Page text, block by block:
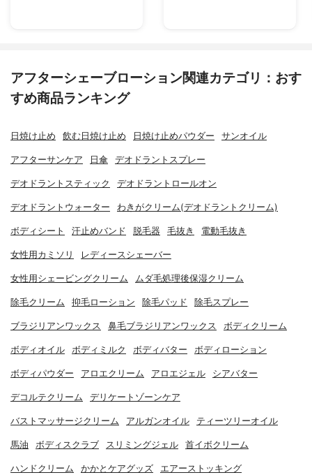
アフターシェーブローション関連カテゴリ：おす
すめ商品ランキング
日焼け止め 飲む日焼け止め 日焼け止めパウダー サンオイル
アフターサンケア 日傘 デオドラントスプレー
デオドラントスティック デオドラントロールオン
デオドラントウォーター わきがクリーム(デオドラントクリーム)
ボディシート 汗止めバンド 脱毛器 毛抜き 電動毛抜き
女性用カミソリ レディースシェーバー
女性用シェービングクリーム ムダ毛処理後保湿クリーム
除毛クリーム 抑毛ローション 除毛パッド 除毛スプレー
ブラジリアンワックス 鼻毛ブラジリアンワックス ボディクリーム
ボディオイル ボディミルク ボディバター ボディローション
ボディパウダー アロエクリーム アロエジェル シアバター
デコルテクリーム デリケートゾーンケア
バストマッサージクリーム アルガンオイル ティーツリーオイル
馬油 ボディスクラブ スリミングジェル 首イボクリーム
ハンドクリーム かかとケアグッズ エアーストッキング